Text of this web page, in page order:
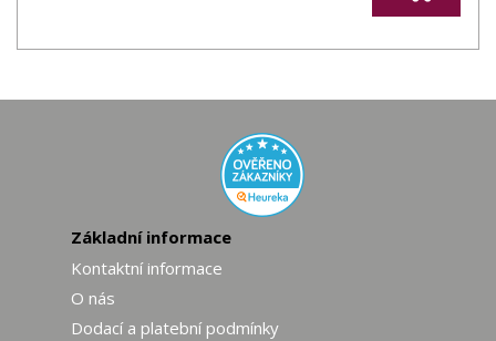
Základní informace
Kontaktní informace
O nás
Dodací a platební podmínky